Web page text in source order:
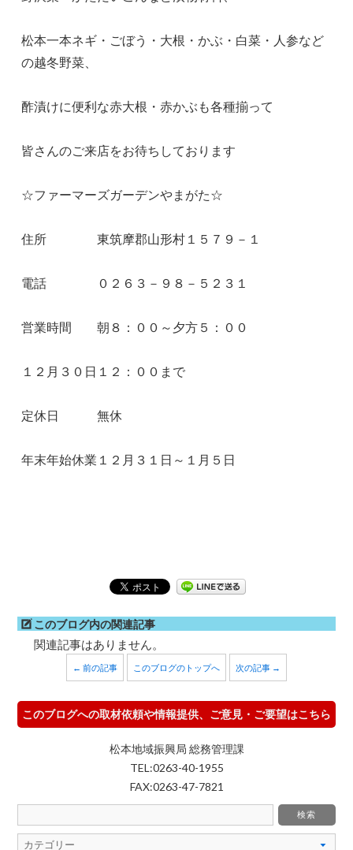
松本一本ネギ・ごぼう・大根・かぶ・白菜・人参など
の越冬野菜、
酢漬けに便利な赤大根・赤かぶも各種揃って
皆さんのご来店をお待ちしております
☆ファーマーズガーデンやまがた☆
住所 東筑摩郡山形村１５７９－１
電話 ０２６３－９８－５２３１
営業時間 朝８：００～夕方５：００
１２月３０日１２：００まで
定休日 無休
年末年始休業１２月３１日～１月５日
このブログ内の関連記事
関連記事はありません。
← 前の記事 このブログのトップへ 次の記事 →
このブログへの取材依頼や情報提供、ご意見・ご要望はこちら
松本地域振興局 総務管理課
TEL:0263-40-1955
FAX:0263-47-7821